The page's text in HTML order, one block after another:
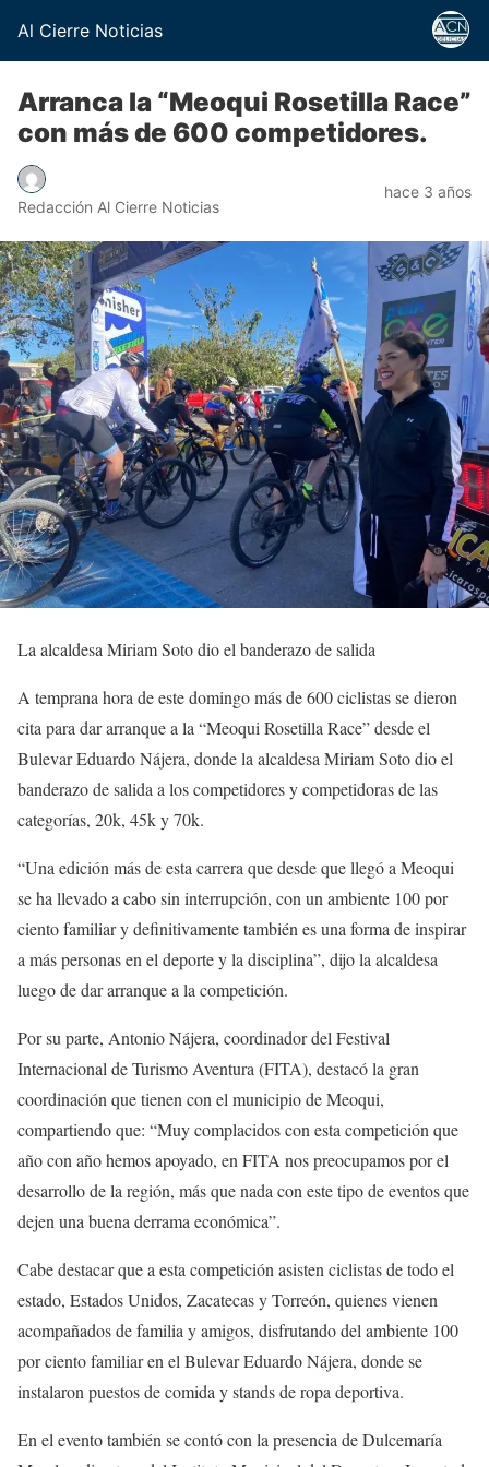
Al Cierre Noticias
Arranca la “Meoqui Rosetilla Race”
con más de 600 competidores.
Redacción Al Cierre Noticias
hace 3 años
La alcaldesa Miriam Soto dio el banderazo de salida
A temprana hora de este domingo más de 600 ciclistas se dieron
cita para dar arranque a la “Meoqui Rosetilla Race” desde el
Bulevar Eduardo Nájera, donde la alcaldesa Miriam Soto dio el
banderazo de salida a los competidores y competidoras de las
categorías, 20k, 45k y 70k.
“Una edición más de esta carrera que desde que llegó a Meoqui
se ha llevado a cabo sin interrupción, con un ambiente 100 por
ciento familiar y definitivamente también es una forma de inspirar
a más personas en el deporte y la disciplina”, dijo la alcaldesa
luego de dar arranque a la competición.
Por su parte, Antonio Nájera, coordinador del Festival
Internacional de Turismo Aventura (FITA), destacó la gran
coordinación que tienen con el municipio de Meoqui,
compartiendo que: “Muy complacidos con esta competición que
año con año hemos apoyado, en FITA nos preocupamos por el
desarrollo de la región, más que nada con este tipo de eventos que
dejen una buena derrama económica”.
Cabe destacar que a esta competición asisten ciclistas de todo el
estado, Estados Unidos, Zacatecas y Torreón, quienes vienen
acompañados de familia y amigos, disfrutando del ambiente 100
por ciento familiar en el Bulevar Eduardo Nájera, donde se
instalaron puestos de comida y stands de ropa deportiva.
En el evento también se contó con la presencia de Dulcemaría